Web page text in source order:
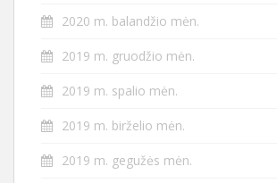
2020 m. balandžio mėn.
2019 m. gruodžio mėn.
2019 m. spalio mėn.
2019 m. birželio mėn.
2019 m. gegužės mėn.